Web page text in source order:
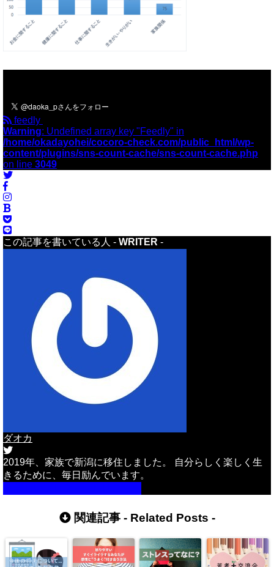
feedly
Warning: Undefined array key "Feedly" in
/home/okadayohei/cocoro-check.com/public_html/wp-
content/plugins/sns-count-cache/sns-count-cache.php
on line 3049
この記事を書いている人 - WRITER -
ダオカ
2019年、家族で新潟に移住しました。 自分らしく楽しく生
きるために、毎日励んでいます。
関連記事 - Related Posts -